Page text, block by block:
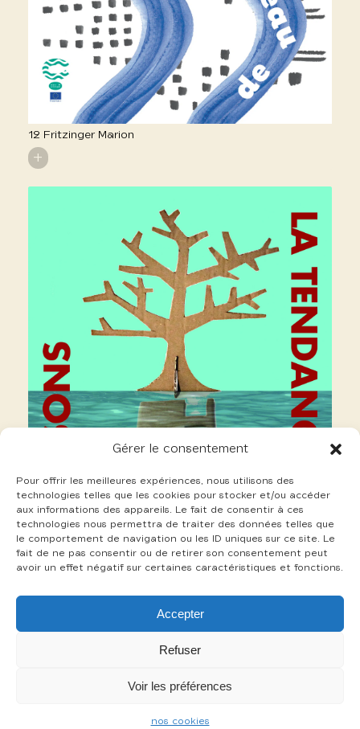
Gérer le consentement
Pour offrir les meilleures expériences, nous utilisons des
technologies telles que les cookies pour stocker et/ou accéder
aux informations des appareils. Le fait de consentir à ces
technologies nous permettra de traiter des données telles que
le comportement de navigation ou les ID uniques sur ce site. Le
fait de ne pas consentir ou de retirer son consentement peut
avoir un effet négatif sur certaines caractéristiques et fonctions.
Accepter
Refuser
Voir les préférences
nos cookies
12 Fritzinger Marion
+
21 Thevenin Charles
cookies